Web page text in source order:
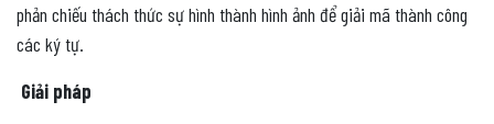
phản chiếu thách thức sự hình thành hình ảnh để giải mã thành công
các ký tự.
Giải pháp